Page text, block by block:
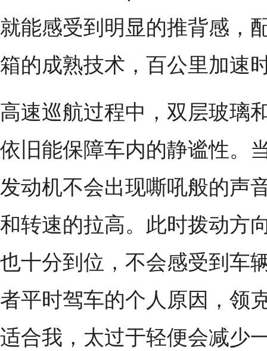
就能感受到明显的推背感，
箱的成熟技术，百公里加速
高速巡航过程中，双层玻璃
依旧能保障车内的静谧性。
发动机不会出现嘶吼般的声
和转速的拉高。此时拨动方
也十分到位，不会感受到车
者平时驾车的个人原因， 领
适合我，太过于轻便会减少